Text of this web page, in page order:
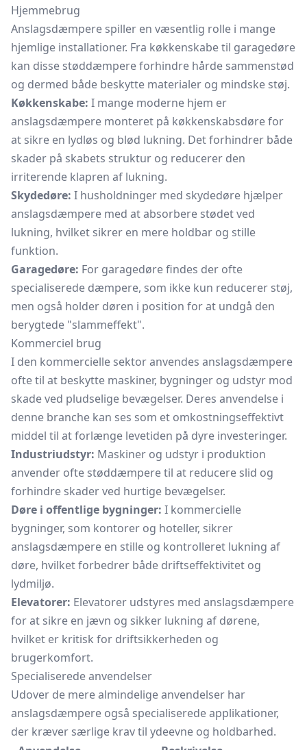
Hjemmebrug
Anslagsdæmpere spiller en væsentlig rolle i mange
hjemlige installationer. Fra køkkenskabe til garagedøre
kan disse støddæmpere forhindre hårde sammenstød
og dermed både beskytte materialer og mindske støj.
Køkkenskabe: I mange moderne hjem er
anslagsdæmpere monteret på køkkenskabsdøre for
at sikre en lydløs og blød lukning. Det forhindrer både
skader på skabets struktur og reducerer den
irriterende klapren af lukning.
Skydedøre: I husholdninger med skydedøre hjælper
anslagsdæmpere med at absorbere stødet ved
lukning, hvilket sikrer en mere holdbar og stille
funktion.
Garagedøre: For garagedøre findes der ofte
specialiserede dæmpere, som ikke kun reducerer støj,
men også holder døren i position for at undgå den
berygtede "slammeffekt".
Kommerciel brug
I den kommercielle sektor anvendes anslagsdæmpere
ofte til at beskytte maskiner, bygninger og udstyr mod
skade ved pludselige bevægelser. Deres anvendelse i
denne branche kan ses som et omkostningseffektivt
middel til at forlænge levetiden på dyre investeringer.
Industriudstyr: Maskiner og udstyr i produktion
anvender ofte støddæmpere til at reducere slid og
forhindre skader ved hurtige bevægelser.
Døre i offentlige bygninger: I kommercielle
bygninger, som kontorer og hoteller, sikrer
anslagsdæmpere en stille og kontrolleret lukning af
døre, hvilket forbedrer både driftseffektivitet og
lydmiljø.
Elevatorer: Elevatorer udstyres med anslagsdæmpere
for at sikre en jævn og sikker lukning af dørene,
hvilket er kritisk for driftsikkerheden og
brugerkomfort.
Specialiserede anvendelser
Udover de mere almindelige anvendelser har
anslagsdæmpere også specialiserede applikationer,
der kræver særlige krav til ydeevne og holdbarhed.